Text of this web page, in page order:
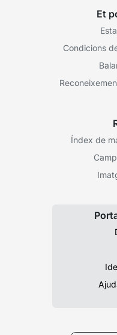
Et
Condicions
Índex de